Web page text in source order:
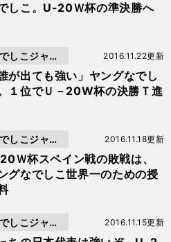
しこ。U-20Ｗ杯の準決勝へ
誰が出ても強い」ヤングなでし
１位でＵ－20W杯の決勝Ｔ進
2016.11.22更新
しこジャパ
Ｗ杯スペイン戦の敗戦は、
グなでしこ世界一のための授
2016.11.18更新
しこジャパ
2016.11.15更新
しこジャパ